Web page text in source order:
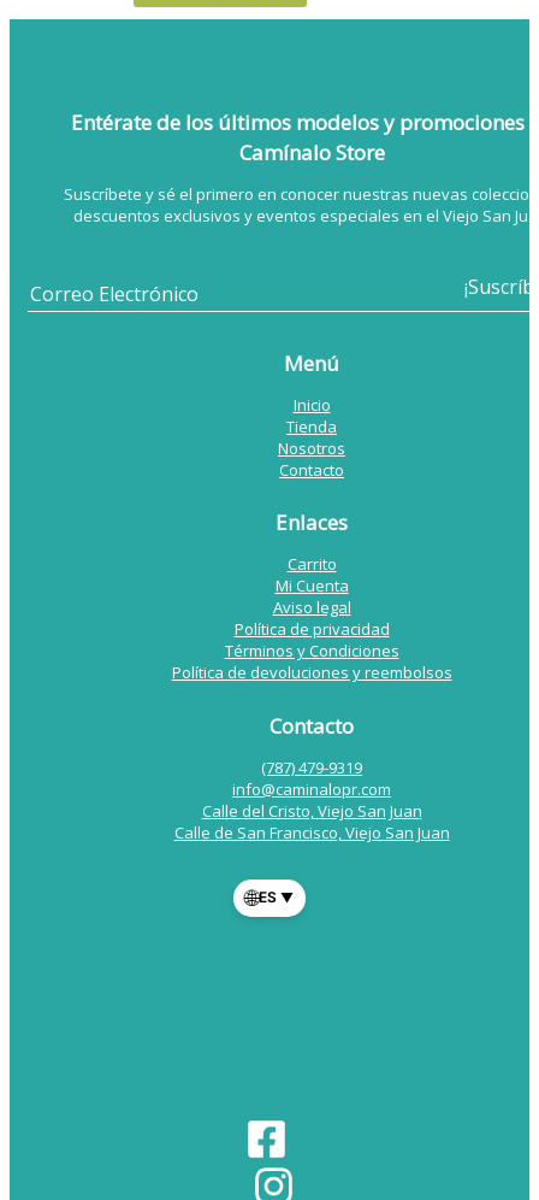
Entérate de los últimos modelosy promociones
Camínalo Store
Suscríbete y sé el primero en conocer nuestras nuevas
descuentos exclusivos y eventos especiales en el Viejo San
Menú
Inicio
Tienda
Nosotros
Contacto
Enlaces
Carrito
Mi Cuenta
Aviso legal
Política de privacidad
Términos y Condiciones
Política de devoluciones y reembolsos
Contacto
(787) 479-9319
info@caminalopr.com
Calle del Cristo, Viejo San Juan
Calle de San Francisco, Viejo San Juan
🌐ES ▼